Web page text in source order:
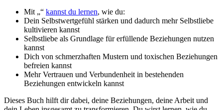
Mit „“ kannst du lernen, wie du:
Dein Selbstwertgefühl stärken und dadurch mehr Selbstliebe
kultivieren kannst
Selbstliebe als Grundlage für erfüllende Beziehungen nutzen
kannst
Dich von schmerzhaften Mustern und toxischen Beziehungen
befreien kannst
Mehr Vertrauen und Verbundenheit in bestehenden
Beziehungen entwickeln kannst
Dieses Buch hilft dir dabei, deine Beziehungen, deine Arbeit und